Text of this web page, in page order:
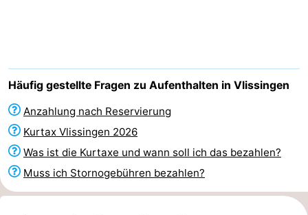
Noordzee
Resort
Vlissingen
-
Strandpark
Zeeland
-
Vebenabos
-
Westduin
Hotels
Häufig gestellte Fragen zu Aufenthalten in Vlissingen
Anzahlung nach Reservierung
Kurtax Vlissingen 2026
Was ist die Kurtaxe und wann soll ich das bezahlen?
Muss ich Stornogebühren bezahlen?